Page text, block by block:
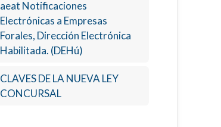
aeat Notificaciones
Electrónicas a Empresas
Forales, Dirección Electrónica
Habilitada. (DEHú)
CLAVES DE LA NUEVA LEY
CONCURSAL